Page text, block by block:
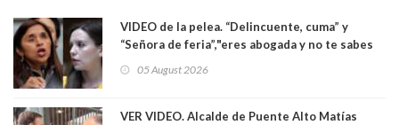
VIDEO de la pelea. “Delincuente, cuma” y
“Señora de feria”,"eres abogada y no te sabes
senadoras Camila Flores y Fabiola Campillai en
05 August 2026
VER VIDEO. Alcalde de Puente Alto Matías